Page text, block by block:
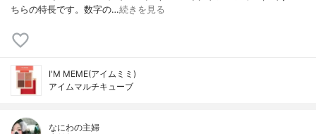
ちらの特長です。数字の…続きを見る
I'M MEME(アイムミミ)
アイムマルチキューブ
なにわの主婦